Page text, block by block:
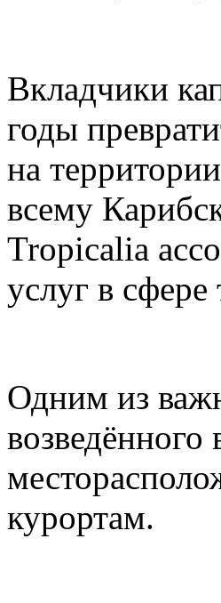
Вкладчики
годы
на
всему
Tropicalia
услуг в сфере
Одним из
курортам.